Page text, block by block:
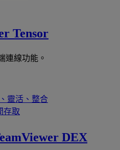
Tensor
連線功能。
靈活、整合
存取
DEX